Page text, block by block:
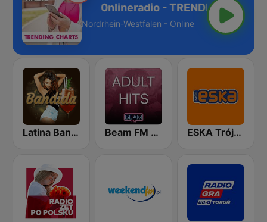
CHARTS
Nordrhein-Westfalen - Online
Latina Bandida! Beam FM - Adult Hits ESKA Trójmiasto